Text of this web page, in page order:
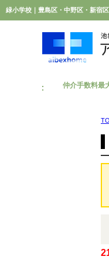
緑小学校｜豊島区・中野区・新宿
仲介手数料最